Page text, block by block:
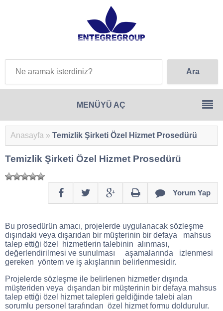
Anasayfa » Temizlik Şirketi Özel Hizmet Prosedürü
Temizlik Şirketi Özel Hizmet Prosedürü
Yorum Yap
Bu prosedürün amacı, projelerde uygulanacak sözleşme
dışındaki veya dışarıdan bir müşterinin bir defaya mahsus
talep ettiği özel hizmetlerin talebinin alınması,
değerlendirilmesi ve sunulması aşamalarında izlenmesi
gereken yöntem ve iş akışlarının belirlenmesidir.
Projelerde sözleşme ile belirlenen hizmetler dışında
müşteriden veya dışarıdan bir müşterinin bir defaya mahsus
talep ettiği özel hizmet talepleri geldiğinde talebi alan
sorumlu personel tarafından özel hizmet formu doldurulur.